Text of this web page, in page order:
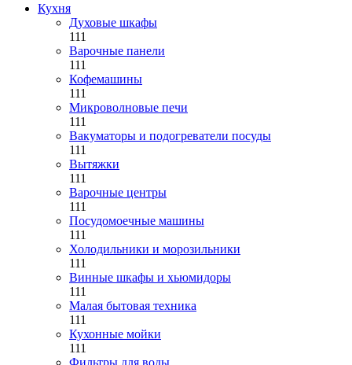
Кухня
Духовые шкафы
111
Варочные панели
111
Кофемашины
111
Микроволновые печи
111
Вакуматоры и подогреватели посуды
111
Вытяжки
111
Варочные центры
111
Посудомоечные машины
111
Холодильники и морозильники
111
Винные шкафы и хьюмидоры
111
Малая бытовая техника
111
Кухонные мойки
111
Фильтры для воды